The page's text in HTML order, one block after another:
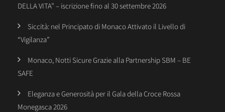
DELLA VITA” – iscrizione fino al 30 settembre 2026
Siccità: nel Principato di Monaco Attivato il Livello di
“Vigilanza”
Monaco, Notti Sicure Grazie alla Partnership SBM – BE
SAFE
Eleganza e Generosità per il Gala della Croce Rossa
Monegasca 2026